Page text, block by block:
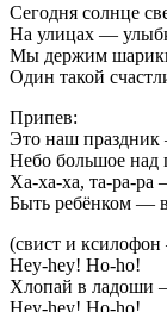
Сегодня солнце
На улицах —
Мы держим
Один такой
Припев:
Это наш
Небо большое над
Ха-ха-ха, та-ра-ра
Быть ребёнком —
(свист и
Hey-hey! Ho-ho!
Хлопай в ладоши
Hey-hey! Ho-ho!